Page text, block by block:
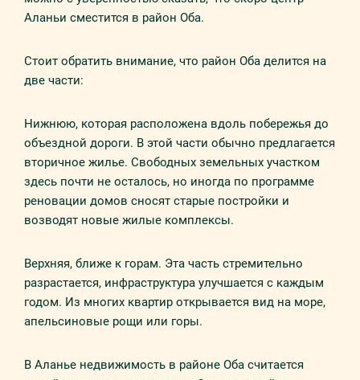
Аланьи сместится в район Оба.
Стоит обратить внимание, что район Оба делится на
две части:
Нижнюю, которая расположена вдоль побережья до
объездной дороги. В этой части обычно предлагается
вторичное жилье. Свободных земельных участком
здесь почти не осталось, но иногда по программе
реновации домов сносят старые постройки и
возводят новые жилые комплексы.
Верхняя, ближе к горам. Эта часть стремительно
разрастается, инфраструктура улучшается с каждым
годом. Из многих квартир открывается вид на море,
апельсиновые рощи или горы.
В Аланье недвижимость в районе Оба считается